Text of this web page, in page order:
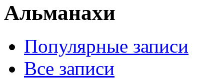
Альманахи
Популярные записи
Все записи